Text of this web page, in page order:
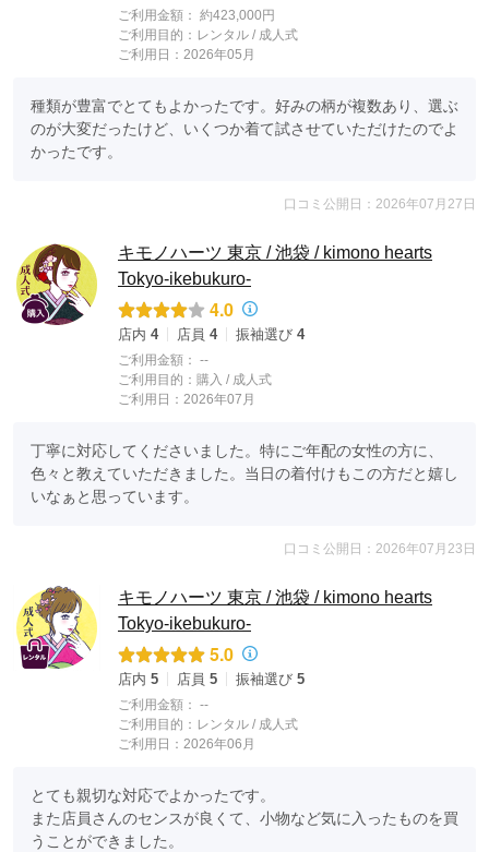
ご利用金額： 約423,000円
ご利用目的： レンタル / 成人式
ご利用日：2026年05月
種類が豊富でとてもよかったです。好みの柄が複数あり、選ぶ
のが大変だったけど、いくつか着て試させていただけたのでよ
かったです。
口コミ公開日：2026年07月27日
キモノハーツ 東京 / 池袋 / kimono hearts
Tokyo-ikebukuro-
4.0
店内 4 店員 4 振袖選び 4
ご利用金額： --
ご利用目的： 購入 / 成人式
ご利用日：2026年07月
丁寧に対応してくださいました。特にご年配の女性の方に、
色々と教えていただきました。当日の着付けもこの方だと嬉し
いなぁと思っています。
口コミ公開日：2026年07月23日
キモノハーツ 東京 / 池袋 / kimono hearts
Tokyo-ikebukuro-
5.0
店内 5 店員 5 振袖選び 5
ご利用金額： --
ご利用目的： レンタル / 成人式
ご利用日：2026年06月
とても親切な対応でよかったです。
また店員さんのセンスが良くて、小物など気に入ったものを買
うことができました。